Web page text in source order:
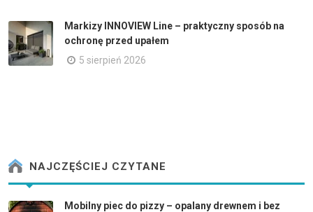
Markizy INNOVIEW Line – praktyczny sposób na
ochronę przed upałem
5 sierpień 2026
NAJCZĘŚCIEJ CZYTANE
Mobilny piec do pizzy – opalany drewnem i bez